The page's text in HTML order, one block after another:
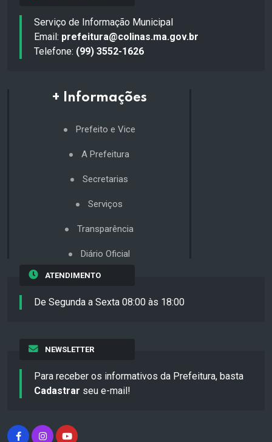
Serviço de Informação Municipal
Email: prefeitura@colinas.ma.gov.br
Telefone: (99) 3552-1626
+ Informações
Prefeito e Vice
A Prefeitura
Secretarias
Serviços
Transparência
Diário Oficial
ATENDIMENTO
De Segunda a Sexta 08:00 às 18:00
NEWSLETTER
Para receber os informativos da Prefeitura, basta
Cadastrar seu e-mail!